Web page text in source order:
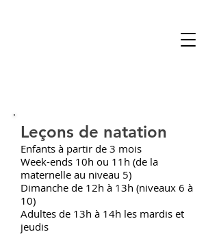
Leçons de natation
Enfants à partir de 3 mois
Week-ends 10h ou 11h (de la
maternelle au niveau 5)
Dimanche de 12h à 13h (niveaux 6 à
10)
Adultes de 13h à 14h les mardis et
jeudis